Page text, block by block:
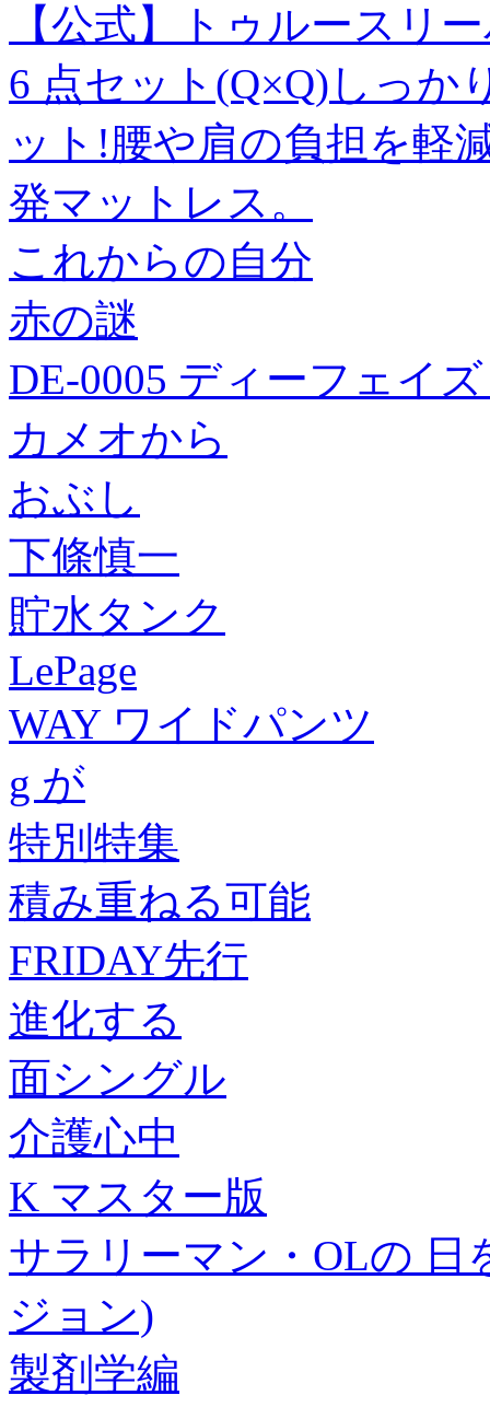
【公式】トゥルースリ
6 点セット(Q×Q)しっか
ット!腰や肩の負担を軽
発マットレス。
これからの自分
赤の謎
DE-0005 ディーフェイ
カメオから
おぶし
下條慎一
貯水タンク
LePage
WAY ワイドパンツ
g が
特別特集
積み重ねる可能
FRIDAY先行
進化する
面シングル
介護心中
K マスター版
サラリーマン・OLの 日
ジョン)
製剤学編